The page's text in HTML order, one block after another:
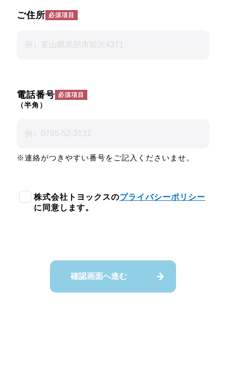
ご住所
電話番号
（半角）
※連絡がつきやすい番号をご記入くださいませ。
株式会社トヨックスのプライバシーポリシー
に同意します。